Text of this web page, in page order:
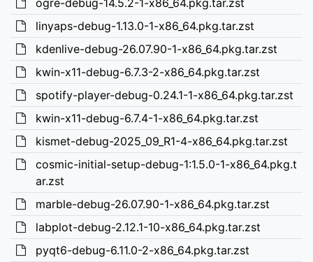
ogre-debug-14.5.2-1-x86_64.pkg.tar.zst
linyaps-debug-1.13.0-1-x86_64.pkg.tar.zst
kdenlive-debug-26.07.90-1-x86_64.pkg.tar.zst
kwin-x11-debug-6.7.3-2-x86_64.pkg.tar.zst
spotify-player-debug-0.24.1-1-x86_64.pkg.tar.zst
kwin-x11-debug-6.7.4-1-x86_64.pkg.tar.zst
kismet-debug-2025_09_R1-4-x86_64.pkg.tar.zst
cosmic-initial-setup-debug-1:1.5.0-1-x86_64.pkg.t
ar.zst
marble-debug-26.07.90-1-x86_64.pkg.tar.zst
labplot-debug-2.12.1-10-x86_64.pkg.tar.zst
pyqt6-debug-6.11.0-2-x86_64.pkg.tar.zst